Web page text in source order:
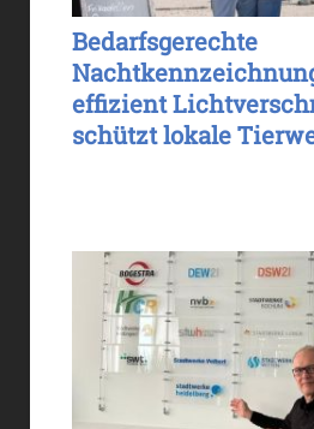
Bedarfsgerechte
effizient
schützt lokale